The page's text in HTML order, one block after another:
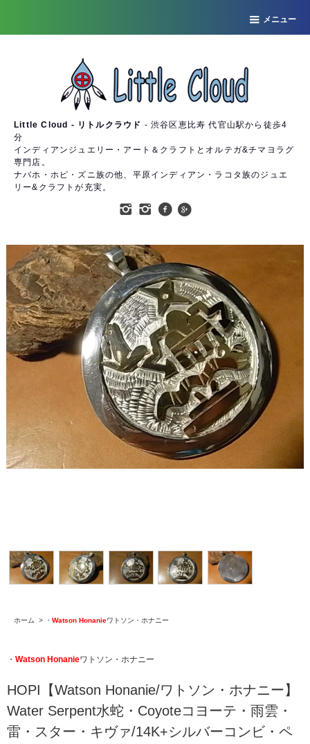
メニュー
Little Cloud - リトルクラウド - 渋谷区恵比寿 代官山駅から徒歩4
分
インディアンジュエリー・アート＆クラフトとオルテガ&チマヨラグ
専門店。
ナバホ・ホピ・ズニ族の他、平原インディアン・ラコタ族のジュエ
リー&クラフトが充実。
ホーム > ・ Watson Honanieワトソン・ホナニー
・ Watson Honanieワトソン・ホナニー
HOPI【Watson Honanie/ワトソン・ホナニー】
Water Serpent水蛇・Coyoteコヨーテ・雨雲・
雷・スター・キヴァ/14K+シルバーコンビ・ペ